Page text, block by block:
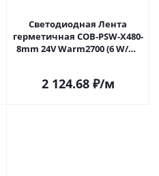
Светодиодная Лента
герметичная COB-PSW-X480-
8mm 24V Warm2700 (6 W/m,
2 124.68₽/м